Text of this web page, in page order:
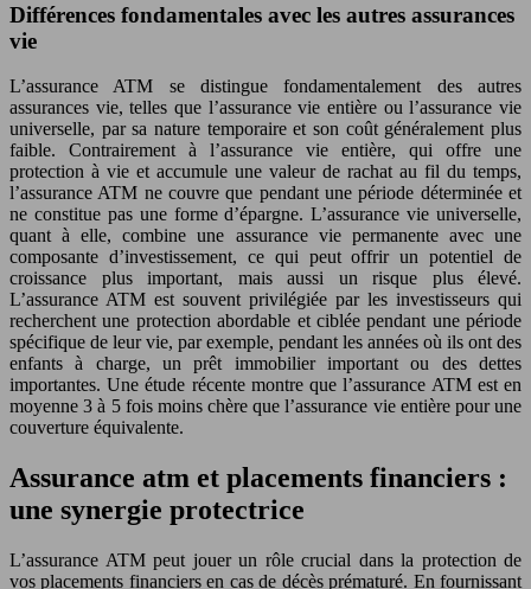
Différences fondamentales avec les autres assurances
vie
L’assurance ATM se distingue fondamentalement des autres
assurances vie, telles que l’assurance vie entière ou l’assurance vie
universelle, par sa nature temporaire et son coût généralement plus
faible. Contrairement à l’assurance vie entière, qui offre une
protection à vie et accumule une valeur de rachat au fil du temps,
l’assurance ATM ne couvre que pendant une période déterminée et
ne constitue pas une forme d’épargne. L’assurance vie universelle,
quant à elle, combine une assurance vie permanente avec une
composante d’investissement, ce qui peut offrir un potentiel de
croissance plus important, mais aussi un risque plus élevé.
L’assurance ATM est souvent privilégiée par les investisseurs qui
recherchent une protection abordable et ciblée pendant une période
spécifique de leur vie, par exemple, pendant les années où ils ont des
enfants à charge, un prêt immobilier important ou des dettes
importantes. Une étude récente montre que l’assurance ATM est en
moyenne 3 à 5 fois moins chère que l’assurance vie entière pour une
couverture équivalente.
Assurance atm et placements financiers :
une synergie protectrice
L’assurance ATM peut jouer un rôle crucial dans la protection de
vos placements financiers en cas de décès prématuré. En fournissant